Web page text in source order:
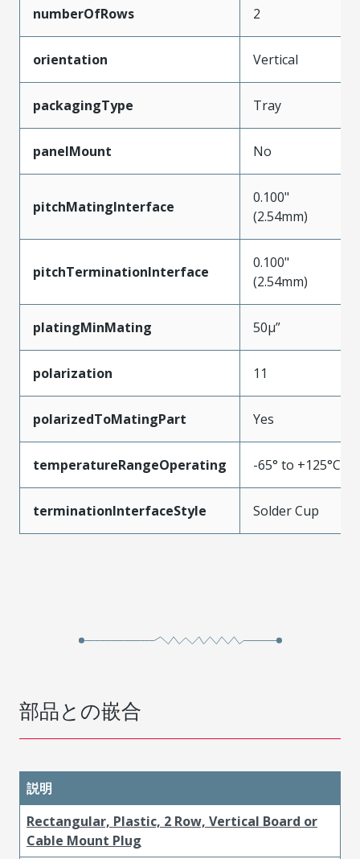
numberOfRows 2
orientation Vertical
packagingType Tray
panelMount No
pitchMatingInterface
0.100"
(2.54mm)
pitchTerminationInterface
0.100"
(2.54mm)
platingMinMating 50µ”
polarization 11
polarizedToMatingPart Yes
temperatureRangeOperating -65° to +125°C
terminationInterfaceStyle Solder Cup
部品との嵌合
説明
Rectangular, Plastic, 2 Row, Vertical Board or
Cable Mount Plug